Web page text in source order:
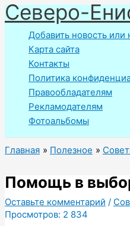
Перейти
к
содержимому
Северо-
Добавить новость или
Карта сайта
Контакты
Политика
Правообладателям
Рекламодателям
Фотоальбомы
Главная Полезное
Помощь в
Оставьте комментарий /
Просмотров: 2 834